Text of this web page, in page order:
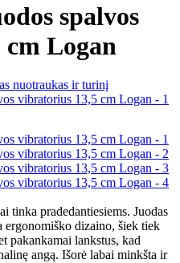
spalvos
Logan
nuotraukas ir turinį
tinka pradedantiesiems. Juodas
ergonomiško dizaino, šiek tiek
pakankamai lankstus, kad
angą. Išorė labai minkšta ir